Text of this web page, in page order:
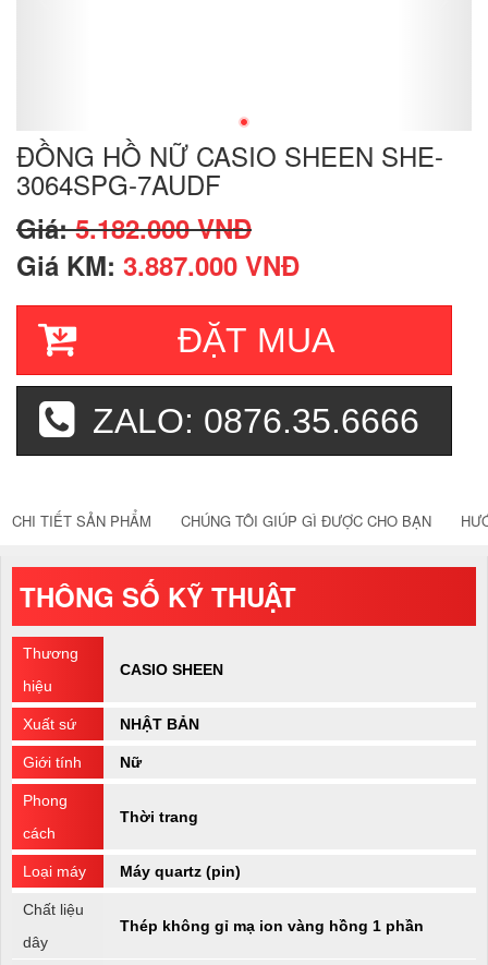
ĐỒNG HỒ NỮ CASIO SHEEN SHE-
3064SPG-7AUDF
Giá:5.182.000 VNĐ
Giá KM: 3.887.000 VNĐ
ĐẶT MUA
ZALO: 0876.35.6666
CHI TIẾT SẢN PHẨM CHÚNG TÔI GIÚP GÌ ĐƯỢC CHO BẠN
THÔNG SỐ KỸ THUẬT
Thương
hiệu
CASIO SHEEN
Xuất sứ NHẬT BẢN
Giới tính Nữ
Phong
cách
Thời trang
Loại máy Máy quartz (pin)
Chất liệu
dây
Thép không gỉ mạ ion vàng hồng 1 phần